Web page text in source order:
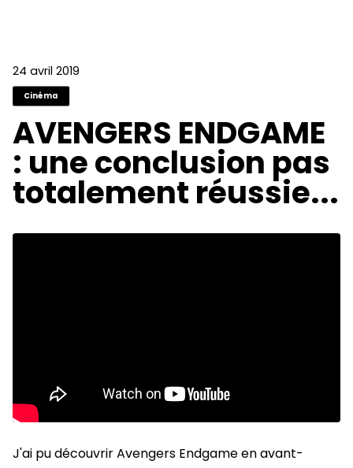
24 avril 2019
Cinéma
AVENGERS ENDGAME
: une conclusion pas
totalement réussie...
J'ai pu découvrir Avengers Endgame en avant-